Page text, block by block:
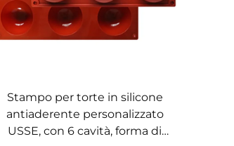
Stampo per torte in silicone
antiaderente personalizzato
USSE, con 6 cavità, forma di